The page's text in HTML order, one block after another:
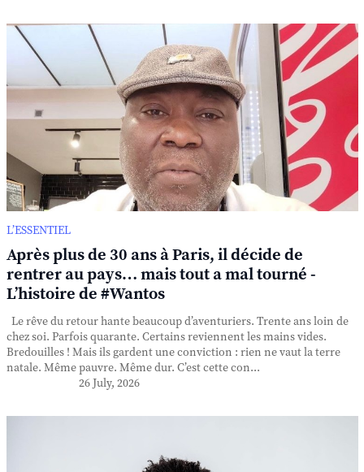
L’ESSENTIEL
Après plus de 30 ans à Paris, il décide de
rentrer au pays… mais tout a mal tourné -
L’histoire de #Wantos
Le rêve du retour hante beaucoup d’aventuriers. Trente ans loin de
chez soi. Parfois quarante. Certains reviennent les mains vides.
Bredouilles ! Mais ils gardent une conviction : rien ne vaut la terre
natale. Même pauvre. Même dur. C’est cette con...
26 July, 2026